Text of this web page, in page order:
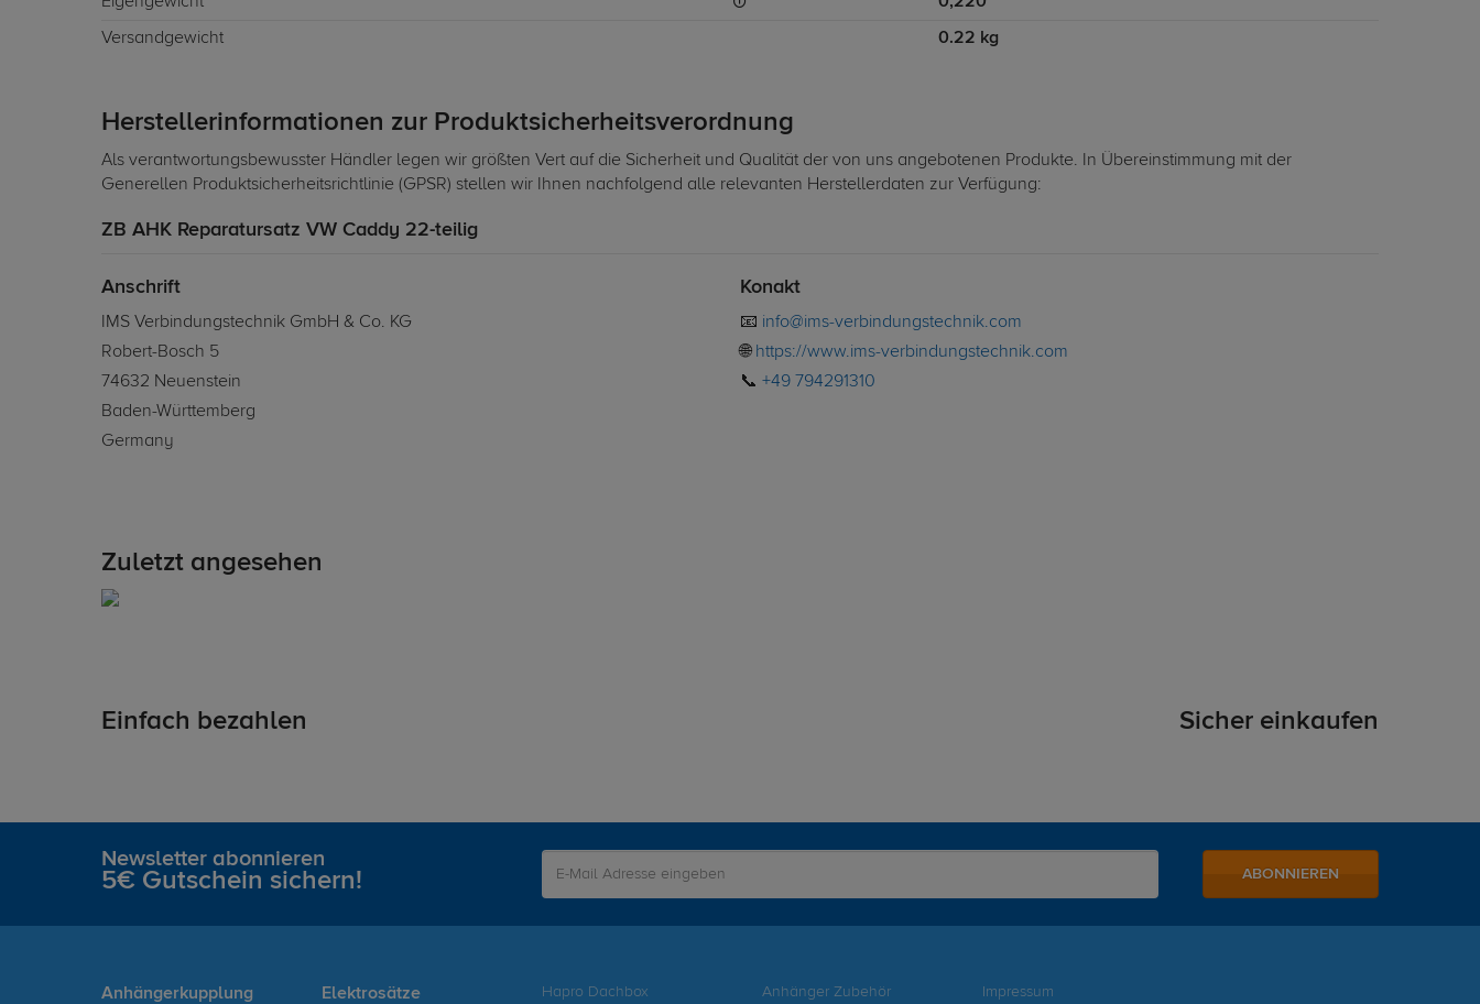
Versandgewicht 0.22 kg
Herstellerinformationen zur Produktsicherheitsverordnung
Als verantwortungsbewusster Händler legen wir größten Vert auf die Sicherheit und Qualität der von uns angebotenen Produkte. In Übereinstimmung mit der
Generellen Produktsicherheitsrichtlinie (GPSR) stellen wir Ihnen nachfolgend alle relevanten Herstellerdaten zur Verfügung:
ZB AHK Reparatursatz VW Caddy 22-teilig
Anschrift
IMS Verbindungstechnik GmbH & Co. KG
Robert-Bosch 5
74632 Neuenstein
Baden-Württemberg
Germany
Konakt
📧 info@ims-verbindungstechnik.com
🌐 https://www.ims-verbindungstechnik.com
📞 +49 794291310
Zuletzt angesehen
Einfach bezahlen Sicher einkaufen
Newsletter abonnieren
5€ Gutschein sichern! ABONNIEREN
Anhängerkupplung Elektrosätze
Hapro Dachbox
Anhänger Zubehör
Impressum